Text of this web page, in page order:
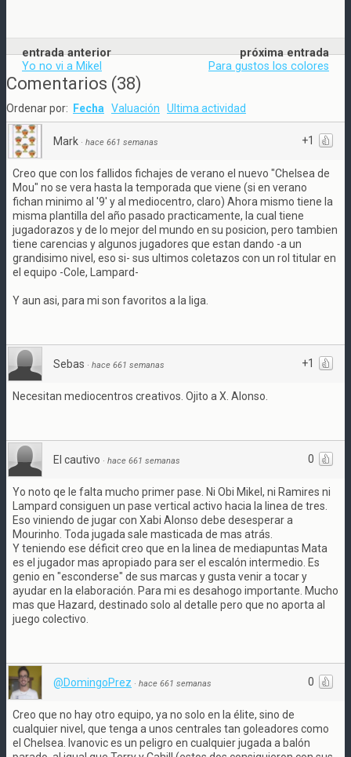
entrada anterior
Yo no vi a Mikel
próxima entrada
Para gustos los colores
Comentarios (38)
Ordenar por: Fecha Valuación Ultima actividad
+1
Mark · hace 661 semanas
Creo que con los fallidos fichajes de verano el nuevo "Chelsea de
Mou" no se vera hasta la temporada que viene (si en verano
fichan minimo al '9' y al mediocentro, claro) Ahora mismo tiene la
misma plantilla del año pasado practicamente, la cual tiene
jugadorazos y de lo mejor del mundo en su posicion, pero tambien
tiene carencias y algunos jugadores que estan dando -a un
grandisimo nivel, eso si- sus ultimos coletazos con un rol titular en
el equipo -Cole, Lampard-
Y aun asi, para mi son favoritos a la liga.
+1
Sebas · hace 661 semanas
Necesitan mediocentros creativos. Ojito a X. Alonso.
0
El cautivo · hace 661 semanas
Yo noto qe le falta mucho primer pase. Ni Obi Mikel, ni Ramires ni
Lampard consiguen un pase vertical activo hacia la linea de tres.
Eso viniendo de jugar con Xabi Alonso debe desesperar a
Mourinho. Toda jugada sale masticada de mas atrás.
Y teniendo ese déficit creo que en la linea de mediapuntas Mata
es el jugador mas apropiado para ser el escalón intermedio. Es
genio en "esconderse" de sus marcas y gusta venir a tocar y
ayudar en la elaboración. Para mi es desahogo importante. Mucho
mas que Hazard, destinado solo al detalle pero que no aporta al
juego colectivo.
0
@DomingoPrez · hace 661 semanas
Creo que no hay otro equipo, ya no solo en la élite, sino de
cualquier nivel, que tenga a unos centrales tan goleadores como
el Chelsea. Ivanovic es un peligro en cualquier jugada a balón